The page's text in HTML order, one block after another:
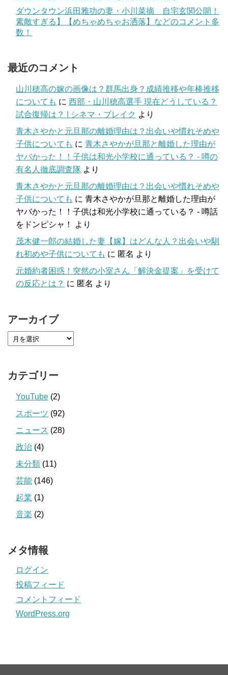
ダウンタウン浜田雅功の妻・小川菜摘 自宅玄関公開！
素敵すぎる】【めちゃめちゃお洒落】などのコメント多
数！
最近のコメント
山川穂高の嫁の画像は？群馬出身？成績推移や年棒推移
についても に 西部・山川穂高選手 現在どうしている？
試合復帰は？ | シネマ・ブレイク より
青木さやかと元旦那の離婚理由は？出会いや慣れそめや
子供についても に 青木さやかが旦那と離婚した理由が
ヤバかった！！子供は和光小学校に通っている？ - 噂の
有名人徹底調査隊 より
青木さやかと元旦那の離婚理由は？出会いや慣れそめや
子供についても に 青木さやかが旦那と離婚した理由が
ヤバかった！！子供は和光小学校に通っている？ - 噂話
をドンピシャ！
より
茂木健一郎の結婚した妻【嫁】はどんな人？出会いや馴
れ初めや子供についても に 匿名 より
元婚約者困惑！突然の小室さん「解決金提案」を受けて
の反応とは？ に 匿名 より
アーカイブ
カテゴリー
YouTube (2)
スポーツ (92)
ニュース (28)
政治 (4)
未分類 (11)
芸能 (146)
起業 (1)
音楽 (2)
メタ情報
ログイン
投稿フィード
コメントフィード
WordPress.org